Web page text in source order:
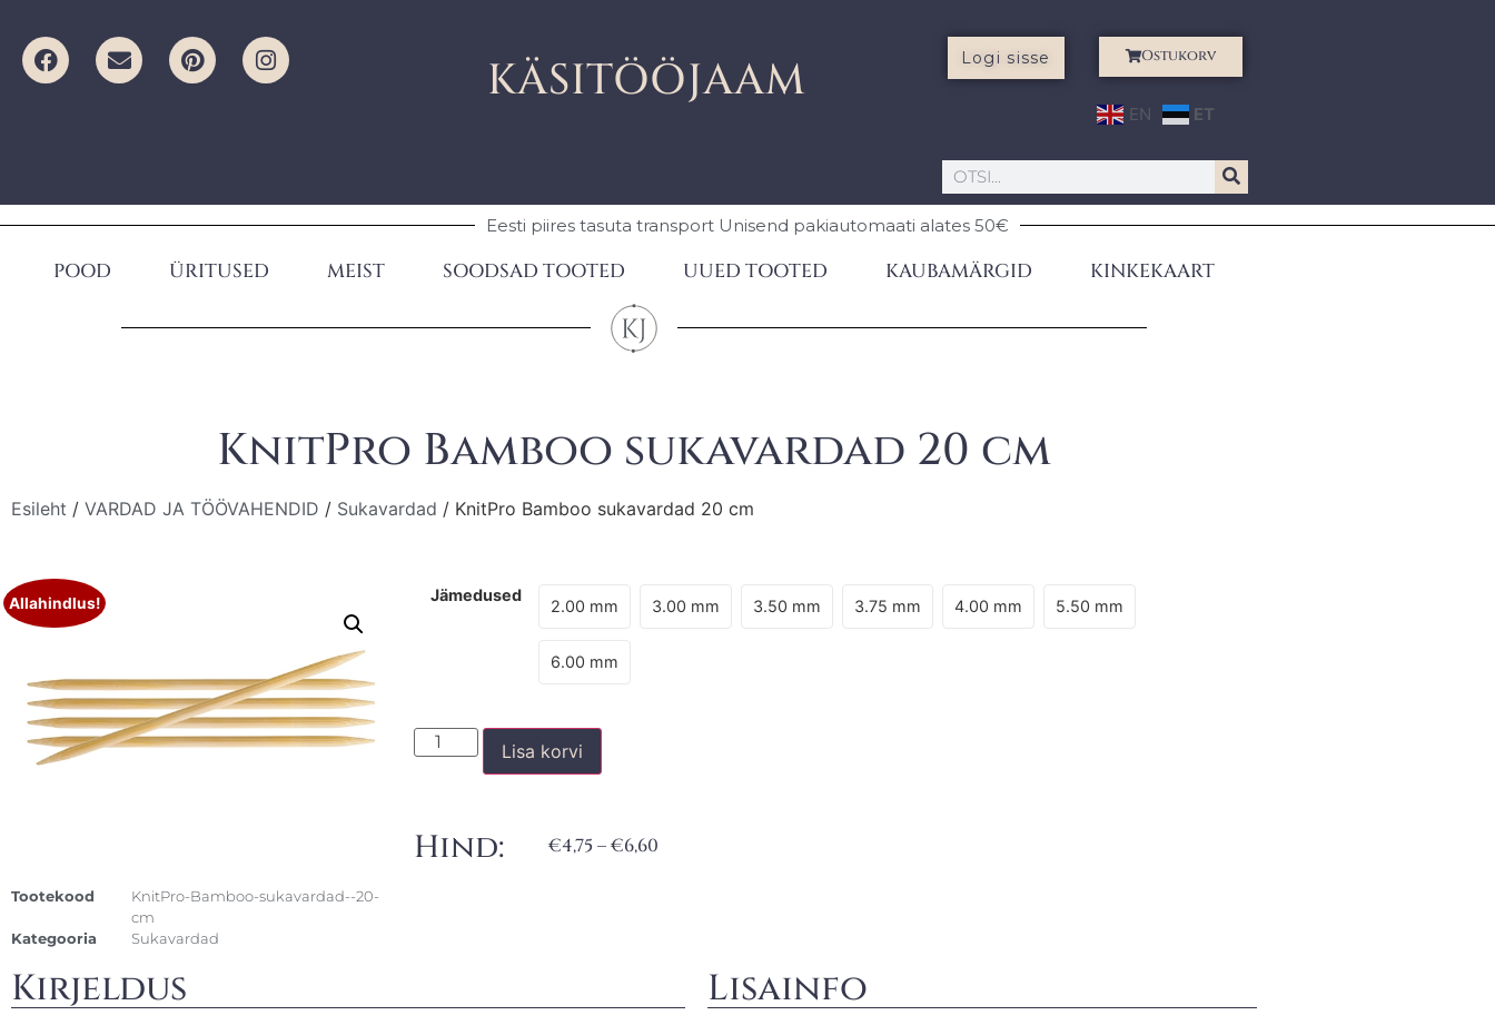
KÄSITÖÖJAAM Logi sisse Ostukorv
EN ET
Eesti piires tasuta transport Unisend pakiautomaati alates 50€
POOD ÜRITUSED MEIST SOODSAD TOOTED UUED TOOTED KAUBAMÄRGID KINKEKAART
KnitPro Bamboo sukavardad 20 cm
Esileht / VARDAD JA TÖÖVAHENDID / Sukavardad / KnitPro Bamboo sukavardad 20 cm
Allahindlus!
Tootekood
KnitPro-Bamboo-sukavardad--20-
cm
Kategooria
Sukavardad
Jämedused
2.00 mm 3.00 mm 3.50 mm 3.75 mm 4.00 mm 5.50 mm
6.00 mm
Lisa korvi
Hind: €4,75 –€6,60
Kirjeldus Lisainfo